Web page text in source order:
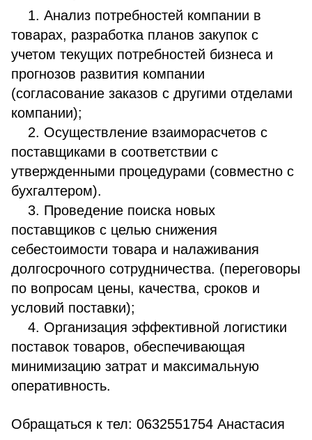
1. Анализ потребностей компании в
товарах, разработка планов закупок с
учетом текущих потребностей бизнеса и
прогнозов развития компании
(согласование заказов с другими отделами
компании);
2. Осуществление взаиморасчетов с
поставщиками в соответствии с
утвержденными процедурами (совместно с
бухгалтером).
3. Проведение поиска новых
поставщиков с целью снижения
себестоимости товара и налаживания
долгосрочного сотрудничества. (переговоры
по вопросам цены, качества, сроков и
условий поставки);
4. Организация эффективной логистики
поставок товаров, обеспечивающая
минимизацию затрат и максимальную
оперативность.
Обращаться к тел: 0632551754 Анастасия